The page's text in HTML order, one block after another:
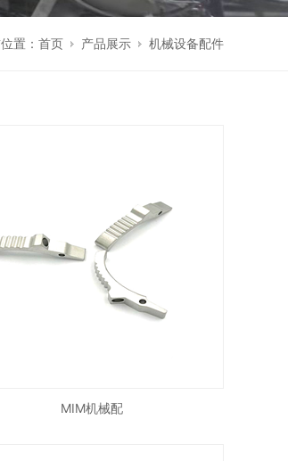
置： 首页 产品展示 机械设备配件
MIM机械配